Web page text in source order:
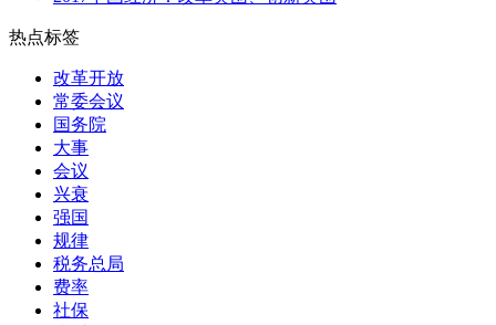
热点标签
改革开放
常委会议
国务院
大事
会议
兴衰
强国
规律
税务总局
费率
社保